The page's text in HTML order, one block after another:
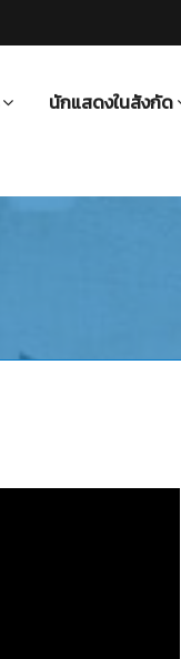
นักแสดงในสังกัด